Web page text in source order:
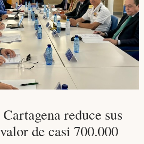
reduce sus
de casi 700.000